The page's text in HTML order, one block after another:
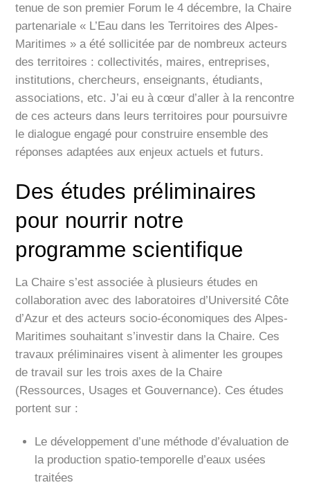
tenue de son premier Forum le 4 décembre, la Chaire
partenariale « L’Eau dans les Territoires des Alpes-
Maritimes » a été sollicitée par de nombreux acteurs
des territoires : collectivités, maires, entreprises,
institutions, chercheurs, enseignants, étudiants,
associations, etc. J’ai eu à cœur d’aller à la rencontre
de ces acteurs dans leurs territoires pour poursuivre
le dialogue engagé pour construire ensemble des
réponses adaptées aux enjeux actuels et futurs.
Des études préliminaires
pour nourrir notre
programme scientifique
La Chaire s’est associée à plusieurs études en
collaboration avec des laboratoires d’Université Côte
d’Azur et des acteurs socio-économiques des Alpes-
Maritimes souhaitant s’investir dans la Chaire. Ces
travaux préliminaires visent à alimenter les groupes
de travail sur les trois axes de la Chaire
(Ressources, Usages et Gouvernance). Ces études
portent sur :
Le développement d’une méthode d’évaluation de
la production spatio-temporelle d’eaux usées
traitées